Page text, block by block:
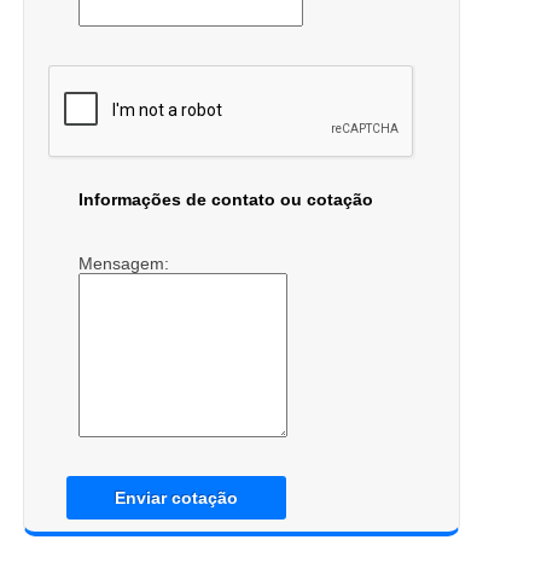
Informações de contato ou cotação
Mensagem:
Enviar cotação